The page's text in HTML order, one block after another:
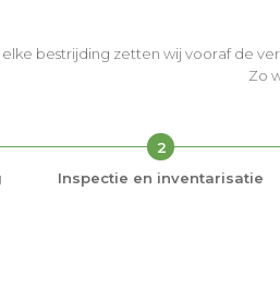
elke bestrijding zetten wij vooraf de
Zo
2
Inspectie en inventarisatie